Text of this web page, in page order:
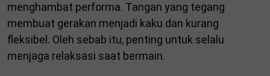
menghambat performa. Tangan yang tegang
membuat gerakan menjadi kaku dan kurang
fleksibel. Oleh sebab itu, penting untuk selalu
menjaga relaksasi saat bermain.